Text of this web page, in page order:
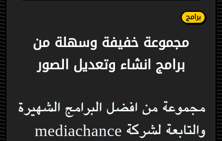
برامج
مجموعة خفيفة وسهلة من
برامج انشاء وتعديل الصور
مجموعة من افضل البرامج الشهيرة
والتابعة لشركة mediachance